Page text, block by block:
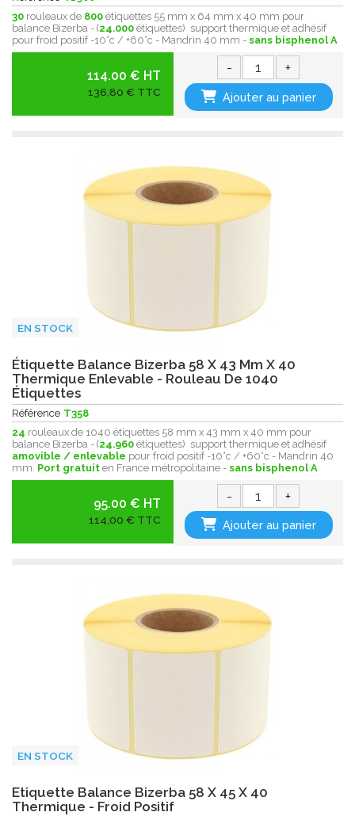
30 rouleaux de 800 étiquettes 55 mm x 64 mm x 40 mm pour
balance Bizerba - (24.000 étiquettes) support thermique et adhésif
pour froid positif -10°c / +60°c - Mandrin 40 mm - sans bisphenol A
114.00 € HT
136,80 € TTC
- +
Ajouter au panier
EN STOCK
Étiquette Balance Bizerba 58 X 43 Mm X 40
Thermique Enlevable - Rouleau De 1040
Étiquettes
Référence T358
24 rouleaux de 1040 étiquettes 58 mm x 43 mm x 40 mm pour
balance Bizerba - (24.960 étiquettes) support thermique et adhésif
amovible / enlevable pour froid positif -10°c / +60°c - Mandrin 40
mm. Port gratuit en France métropolitaine - sans bisphenol A
95.00 € HT
114,00 € TTC
- +
Ajouter au panier
EN STOCK
Etiquette Balance Bizerba 58 X 45 X 40
Thermique - Froid Positif